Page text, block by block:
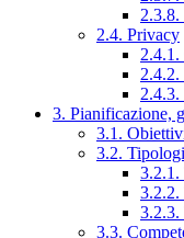
2.4. Privacy
2.4.1.
2.4.2.
3. Pianificazione,
3.1.
3.2.
3.2.1.
3.2.2.
3.2.3.
3.3.